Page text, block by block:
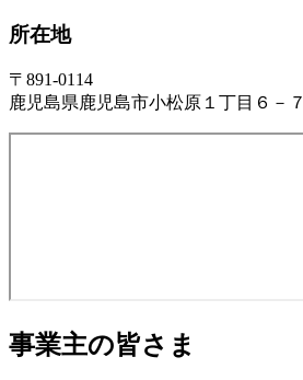
所在地
〒891-0114
鹿児島県鹿児島市小松原１丁目６－７
事業主の皆さま